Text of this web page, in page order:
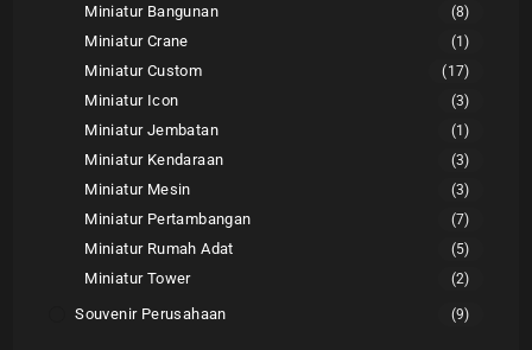
Miniatur Bangunan (8)
Miniatur Crane (1)
Miniatur Custom (17)
Miniatur Icon (3)
Miniatur Jembatan (1)
Miniatur Kendaraan (3)
Miniatur Mesin (3)
Miniatur Pertambangan (7)
Miniatur Rumah Adat (5)
Miniatur Tower (2)
Souvenir Perusahaan (9)